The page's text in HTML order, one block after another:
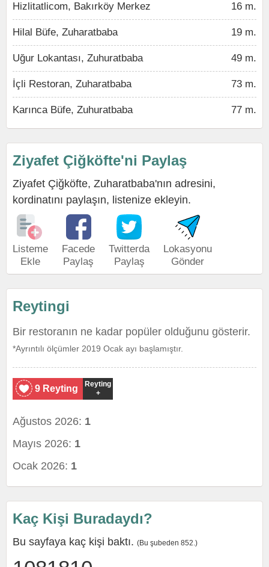
Hizlitatlicom, Bakırköy Merkez 16 m.
Hilal Büfe, Zuharatbaba 19 m.
Uğur Lokantası, Zuhuratbaba 49 m.
İçli Restoran, Zuharatbaba 73 m.
Karınca Büfe, Zuhuratbaba 77 m.
Ziyafet Çiğköfte'ni Paylaş
Ziyafet Çiğköfte, Zuharatbaba'nın adresini,
kordinatını paylaşın, listenize ekleyin.
Listeme
Ekle
Facede
Paylaş
Twitterda
Paylaş
Lokasyonu
Gönder
Reytingi
Bir restoranın ne kadar popüler olduğunu gösterir.
*Ayrıntılı ölçümler 2019 Ocak ayı başlamıştır.
9 Reyting
Reyting
+
Ağustos 2026: 1
Mayıs 2026: 1
Ocak 2026: 1
Kaç Kişi Buradaydı?
Bu sayfaya kaç kişi baktı. (Bu şubeden 852.)